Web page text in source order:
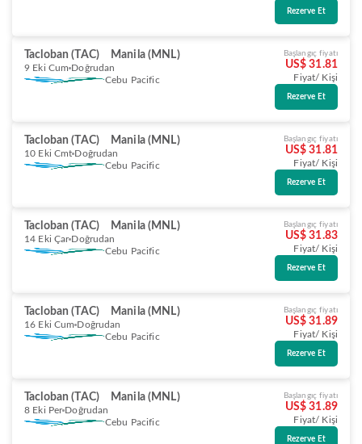
Rezerve Et
Tacloban (TAC) Manila (MNL)
9 Eki Cum Doğrudan
Cebu Pacific
Başlangıç fiyatı
US$ 31.81
Fiyat/ Kişi
Rezerve Et
Tacloban (TAC) Manila (MNL)
10 Eki Cmt Doğrudan
Cebu Pacific
Başlangıç fiyatı
US$ 31.81
Fiyat/ Kişi
Rezerve Et
Tacloban (TAC) Manila (MNL)
14 Eki Çar Doğrudan
Cebu Pacific
Başlangıç fiyatı
US$ 31.83
Fiyat/ Kişi
Rezerve Et
Tacloban (TAC) Manila (MNL)
16 Eki Cum Doğrudan
Cebu Pacific
Başlangıç fiyatı
US$ 31.89
Fiyat/ Kişi
Rezerve Et
Tacloban (TAC) Manila (MNL)
8 Eki Per Doğrudan
Cebu Pacific
Başlangıç fiyatı
US$ 31.89
Fiyat/ Kişi
Rezerve Et